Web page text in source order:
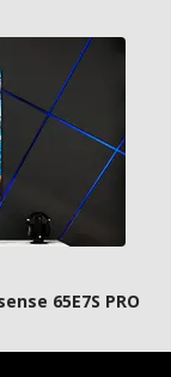
65E7S PRO